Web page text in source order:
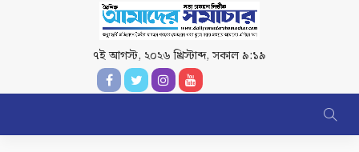
৭ই আগস্ট, ২০২৬ খ্রিস্টাব্দ,সকাল ৯:১৯